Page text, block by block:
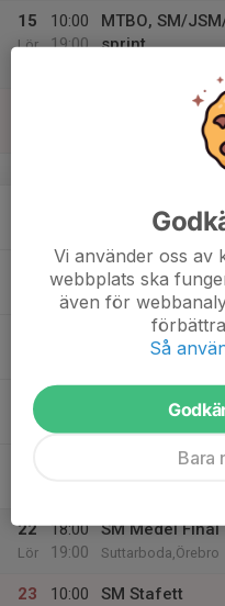
15
Lör
10:00
19:00
MTBO, SM/
sprint
MTBO, SM/
20
Tor
6-8år terminstart
SM medel kval
22
Lör
18:00
19:00
SM Medel Final
Suttarboda,Örebro
23
10:00
SM Stafett
Vi använder oss av
webbplats ska
även för
Så
Bara